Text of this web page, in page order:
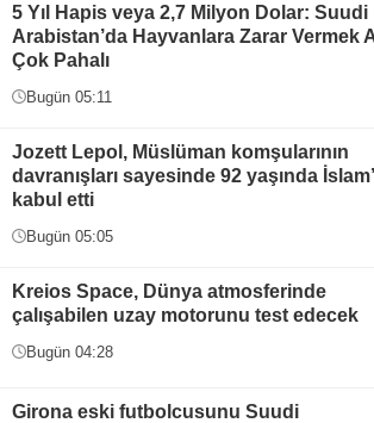
5 Yıl Hapis veya 2,7 Milyon Dolar: Suudi
Arabistan’da Hayvanlara Zarar Vermek
Çok Pahalı
Bugün 05:11
Jozett Lepol, Müslüman komşularının
davranışları sayesinde 92 yaşında
kabul etti
Bugün 05:05
Kreios Space, Dünya atmosferinde
çalışabilen uzay motorunu test edecek
Bugün 04:28
Girona eski futbolcusunu Suudi